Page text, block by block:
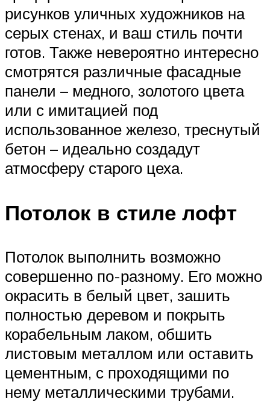
рисунков уличных художников на
серых стенах, и ваш стиль почти
готов. Также невероятно интересно
смотрятся различные фасадные
панели – медного, золотого цвета
или с имитацией под
использованное железо, треснутый
бетон – идеально создадут
атмосферу старого цеха.
Потолок в стиле лофт
Потолок выполнить возможно
совершенно по-разному. Его можно
окрасить в белый цвет, зашить
полностью деревом и покрыть
корабельным лаком, обшить
листовым металлом или оставить
цементным, с проходящими по
нему металлическими трубами.